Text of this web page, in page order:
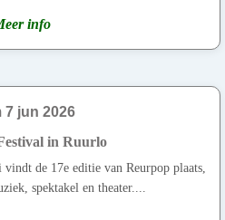
info
7 jun 2026
in Ruurlo
de 17e editie van Reurpop plaats,
spektakel en theater....